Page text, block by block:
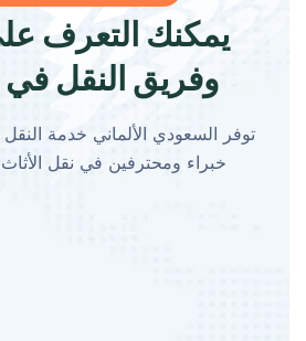
يمكنك التعرف
وفريق النقل
توفر السعودي الألماني خدمة
خبراء ومحترفين في نقل